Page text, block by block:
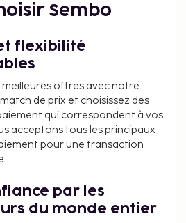
Koszyki - 2,1 km
- 2,2 km
proches de l'hébergement
Chopin (WAW) - 7,3
Modlin Mazovie (WMI) - 43,1
de Varsovie Frederic
Sembo
flexibilité
meilleures offres avec notre
de prix et choisissez des
qui correspondent à vos
acceptons tous les principaux
pour une transaction
par les
du monde entier